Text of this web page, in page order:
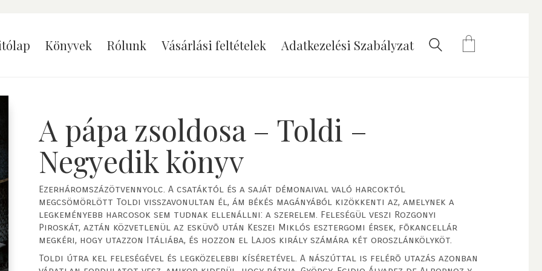
Könyvek Rólunk Vásárlási feltételek Adatkezelési Szabályzat
A pápa zsoldosa – Toldi –
Negyedik könyv
Ezerháromszázötvennyolc. A csatáktól és a saját démonaival való harcoktól
megcsömörlött Toldi visszavonultan él, ám békés magányából kizökkenti az, amelynek a
legkeményebb harcosok sem tudnak ellenállni: a szerelem. Feleségül veszi Rozgonyi
Piroskát, aztán közvetlenül az esküvõ után Keszei Miklós esztergomi érsek, fõkancellár
megkéri, hogy utazzon Itáliába, és hozzon el Lajos király számára két oroszlánkölyköt.
Toldi útra kel feleségével és legközelebbi kíséretével. A nászúttal is felérõ utazás azonban